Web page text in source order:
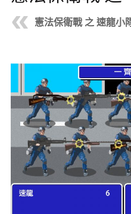
憲法保衛戰 之 速龍小